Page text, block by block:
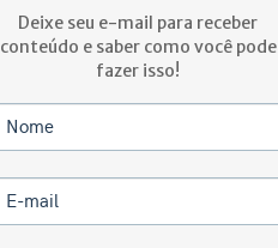
Deixe seu e-mail para receber
conteúdo e saber como você pode
fazer isso!
Nome
E-mail